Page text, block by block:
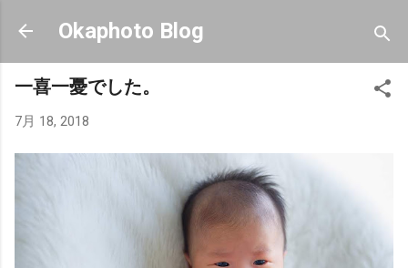
スキップしてメイン コンテンツに移動
Okaphoto Blog
一喜一憂でした。
7月 18, 2018